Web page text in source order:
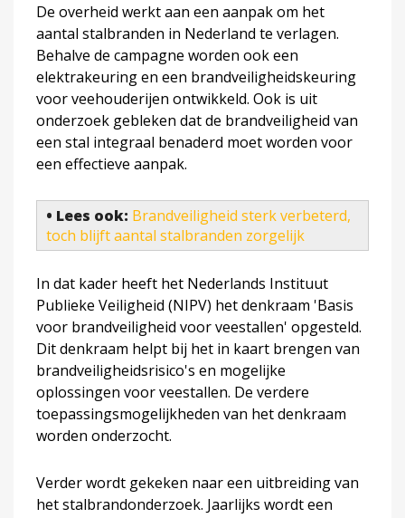
De overheid werkt aan een aanpak om het
aantal stalbranden in Nederland te verlagen.
Behalve de campagne worden ook een
elektrakeuring en een brandveiligheidskeuring
voor veehouderijen ontwikkeld. Ook is uit
onderzoek gebleken dat de brandveiligheid van
een stal integraal benaderd moet worden voor
een effectieve aanpak.
• Lees ook: Brandveiligheid sterk verbeterd,
toch blijft aantal stalbranden zorgelijk
In dat kader heeft het Nederlands Instituut
Publieke Veiligheid (NIPV) het denkraam 'Basis
voor brandveiligheid voor veestallen' opgesteld.
Dit denkraam helpt bij het in kaart brengen van
brandveiligheidsrisico's en mogelijke
oplossingen voor veestallen. De verdere
toepassingsmogelijkheden van het denkraam
worden onderzocht.
Verder wordt gekeken naar een uitbreiding van
het stalbrandonderzoek. Jaarlijks wordt een